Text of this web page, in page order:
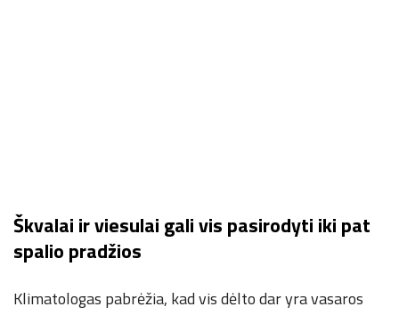
Škvalai ir viesulai gali vis pasirodyti iki pat
spalio pradžios
Klimatologas pabrėžia, kad vis dėlto dar yra vasaros